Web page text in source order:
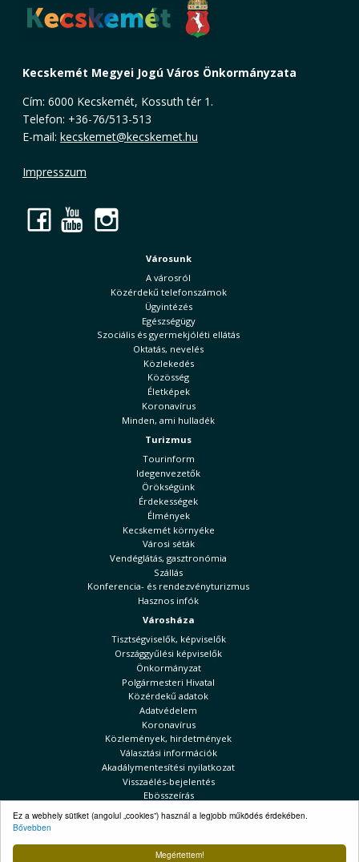
Megértettem!
Ez a webhely sütiket (angolul „cookies”) használ a legjobb működés érdekében.
Bővebben
Kecskemét Megyei Jogú Város Önkormányzata
Cím: 6000 Kecskemét, Kossuth tér 1.
Telefon: +36-76/513-513
E-mail: kecskemet@kecskemet.hu
Impresszum
Facebook
YouTube
Városunk
A városról
Közérdekű telefonszámok
Ügyintézés
Egészségügy
Szociális és gyermekjóléti ellátás
Oktatás, nevelés
Közlekedés
Közösség
Életképek
Koronavírus
Minden, ami hulladék
Turizmus
Tourinform
Idegenvezetők
Örökségünk
Érdekességek
Élmények
Kecskemét környéke
Városi séták
Vendéglátás, gasztronómia
Szállás
Konferencia- és rendezvényturizmus
Hasznos infók
Városháza
Tisztségviselők, képviselők
Országgyűlési képviselők
Önkormányzat
Polgármesteri Hivatal
Közérdekű adatok
Adatvédelem
Koronavírus
Közlemények, hirdetmények
Választási információk
Akadálymentesítési nyilatkozat
Visszaélés-bejelentés
Ebösszeírás
Kecskeméti Hírek